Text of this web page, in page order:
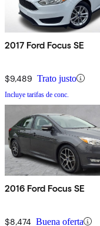
2017 Ford Focus SE
$9,489 Trato justo
Incluye tarifas de conc.
2016 Ford Focus SE
$8,474 Buena oferta